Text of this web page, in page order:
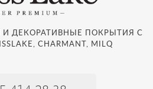
И ДЕКОРАТИВНЫЕ ПОКРЫТИЯ С
CHARMANT, MILQ